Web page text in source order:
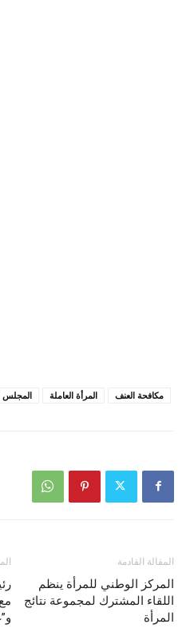
المجلس المرأة العاملة مكافحة العنف
المقالة القادمة
المركز الوطني للمرأة ينظم
اللقاء المشترك لمجموعة نتائج
المرأة